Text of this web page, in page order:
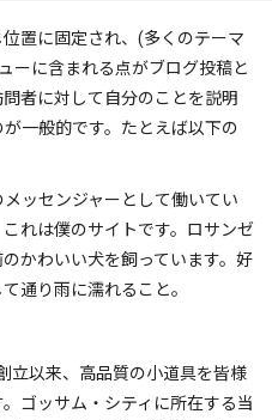
置に固定され、(多くのテーマ
ーに含まれる点がブログ投稿と
者に対して自分のことを説明
一般的です。たとえば以下の
ッセンジャーとして働いてい
れは僕のサイトです。ロサンゼ
かわいい犬を飼っています。好
通り雨に濡れること。
立以来、高品質の小道具を皆様
ゴッサム・シティに所在する当